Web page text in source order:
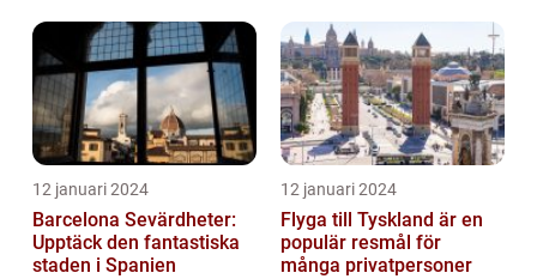
12 januari 2024
Barcelona Sevärdheter:
Upptäck den fantastiska
staden i Spanien
12 januari 2024
Flyga till Tyskland är en
populär resmål för
många privatpersoner